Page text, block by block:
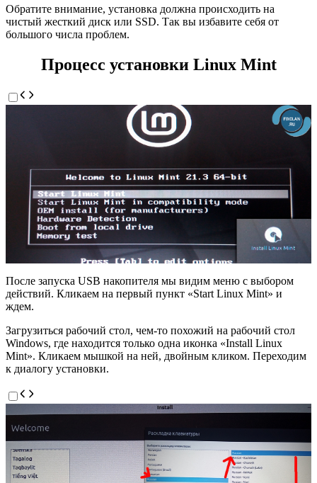
Обратите внимание, установка должна происходить на
чистый жесткий диск или SSD. Так вы избавите себя от
большого числа проблем.
Процесс установки Linux Mint
После запуска USB накопителя мы видим меню с выбором
действий. Кликаем на первый пункт «Start Linux Mint» и
ждем.
Загрузиться рабочий стол, чем-то похожий на рабочий стол
Windows, где находится только одна иконка «Install Linux
Mint». Кликаем мышкой на ней, двойным кликом. Переходим
к диалогу установки.